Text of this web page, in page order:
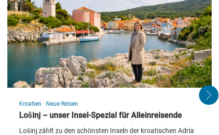
Kroatien · Neue Reisen
Lošinj – unser Insel-Spezial für Alleinreisende
Lošinj zählt zu den schönsten Inseln der kroatischen Adria